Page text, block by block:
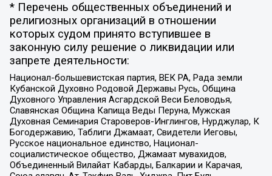
* Перечень общественных объединений и
религиозных организаций в отношении
которых судом принято вступившее в
законную силу решение о ликвидации или
запрете деятельности:
Национал-большевистская партия, ВЕК РА, Рада земли
Кубанской Духовно Родовой Державы Русь, Община
Духовного Управления Асгардской Веси Беловодья,
Славянская Община Капища Веды Перуна, Мужская
Духовная Семинария Староверов-Инглингов, Нурджулар, К
Богодержавию, Таблиги Джамаат, Свидетели Иеговы,
Русское национальное единство, Национал-
социалистическое общество, Джамаат мувахидов,
Объединенный Вилайат Кабарды, Балкарии и Карачая,